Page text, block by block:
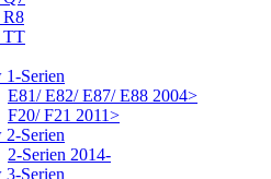
TT
Serien
E81/ E82/ E87/ E88 2004>
F20/ F21 2011>
Serien
2-Serien 2014-
Serien